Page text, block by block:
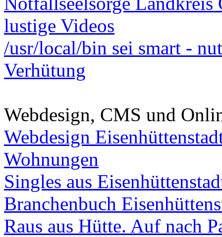
lustige Videos
/usr/local/bin sei smart -
Verhütung
Webdesign, CMS und
Webdesign
Wohnungen
Singles aus
Branchenbuch
Raus aus Hütte. Auf nach